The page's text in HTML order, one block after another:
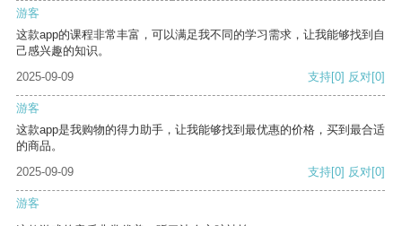
游客
这款app的课程非常丰富，可以满足我不同的学习需求，让我能够找到自
己感兴趣的知识。
2025-09-09
支持[0] 反对[0]
游客
这款app是我购物的得力助手，让我能够找到最优惠的价格，买到最合适
的商品。
2025-09-09
支持[0] 反对[0]
游客